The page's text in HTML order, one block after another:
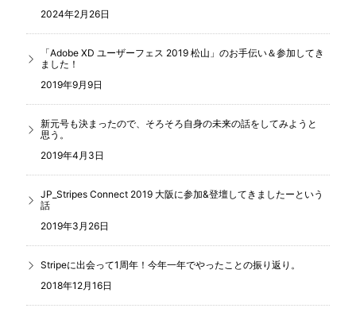
2024年2月26日
「Adobe XD ユーザーフェス 2019 松山」のお手伝い＆参加してき
ました！
2019年9月9日
新元号も決まったので、そろそろ自身の未来の話をしてみようと
思う。
2019年4月3日
JP_Stripes Connect 2019 大阪に参加&登壇してきましたーという
話
2019年3月26日
Stripeに出会って1周年！今年一年でやったことの振り返り。
2018年12月16日